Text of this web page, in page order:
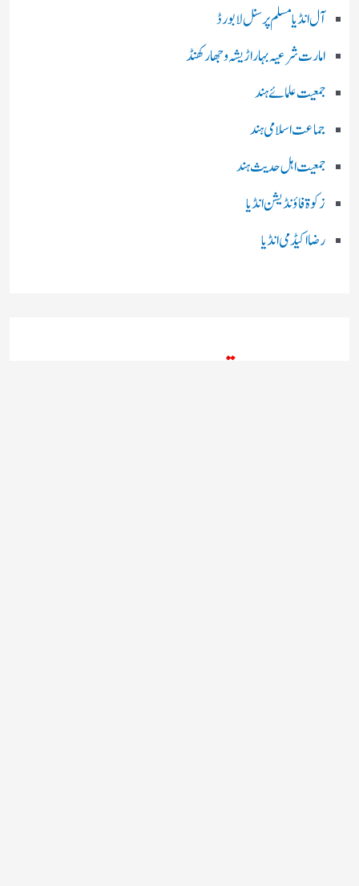
آل انڈیا مسلم پرسنل لا بورڈ
امارت شرعیہ بہار اڑیشہ و جھارکھنڈ
جمعیت علمائے ہند
جماعت اسلامی ہند
جمعیت اہل حدیث ہند
زکوۃ فاؤنڈیشن انڈیا
رضا اکیڈمی انڈیا